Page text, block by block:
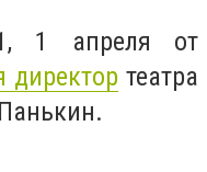
1 апреля от
директор театра